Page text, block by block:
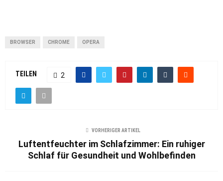
BROWSER CHROME OPERA
TEILEN 2
VORHERIGER ARTIKEL
Luftentfeuchter im Schlafzimmer: Ein ruhiger
Schlaf für Gesundheit und Wohlbefinden